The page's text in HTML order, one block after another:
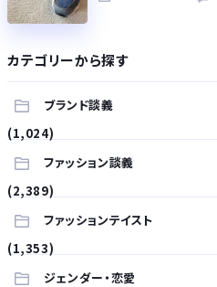
カテゴリーから探す
ブランド談義
(1,024)
ファッション談義
(2,389)
ファッションテイスト
(1,353)
ジェンダー・恋愛